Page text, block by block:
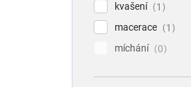
kvašení
1
macerace
1
míchání
0